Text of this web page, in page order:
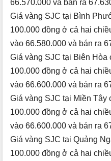
66.570.000 và bán ra
Giá vàng SJC tại Bình
100.000 đồng ở cả hai
vào 66.580.000 và bán ra
Giá vàng SJC tại Biên
100.000 đồng ở cả hai
vào 66.600.000 và bán ra
Giá vàng SJC tại Miền Tây
100.000 đồng ở cả hai
vào 66.600.000 và bán ra
Giá vàng SJC tại Quảng
100.000 đồng ở cả hai